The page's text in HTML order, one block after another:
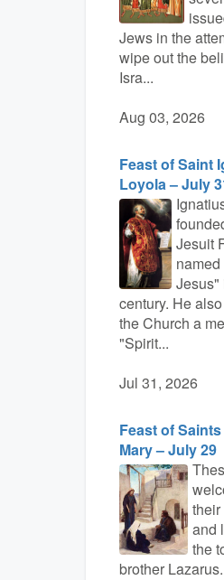
Jews in the
wipe out the
Isra...
Aug 03, 2026
Feast of Saint
Loyola – July
Jesuit
Jesus"
century. He
the Church a
"Spirit...
Jul 31, 2026
Feast of
Mary – July 29
and
the
brother Lazarus.